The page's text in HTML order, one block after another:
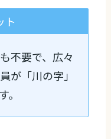
ト
不要で、広々
が「川の字」